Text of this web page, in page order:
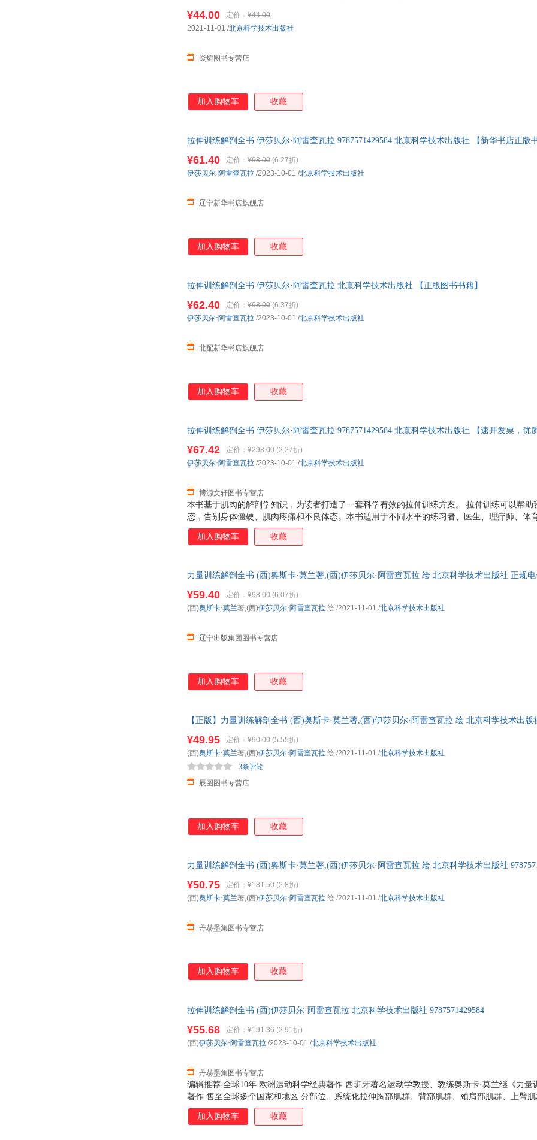
¥44.00 定价： ¥44.00
焱煊图书专营店
2021-11-01 /北京科学技术出版社
加入购物车 收藏
拉伸训练解剖全书 伊莎贝尔·阿雷查瓦拉 9787571429584 北京科学技术出版社 【新华书店正版
¥61.40 定价： ¥98.00 (6.27折)
辽宁新华书店旗舰店
伊莎贝尔·阿雷查瓦拉 /2023-10-01 /北京科学技术出版社
加入购物车 收藏
拉伸训练解剖全书 伊莎贝尔·阿雷查瓦拉 北京科学技术出版社 【正版图书书籍】
¥62.40 定价： ¥98.00 (6.37折)
北配新华书店旗舰店
伊莎贝尔·阿雷查瓦拉 /2023-10-01 /北京科学技术出版社
加入购物车 收藏
拉伸训练解剖全书 伊莎贝尔·阿雷查瓦拉 9787571429584 北京科学技术出版社 【速开发票，优
本书基于肌肉的解剖学知识，为读者打造了一套科学有效的拉伸训练方案。 拉伸训练可以帮助
态，告别身体僵硬、肌肉疼痛和不良体态。本书适用于不同水平的练习者、医生、理疗师、体
业运动员以及想要塑造良好身材的健身人士。结合书中的高清肌肉解剖图和拉伸练习，读者可
理，实现最佳拉伸效果。 本书包含 100多幅高清动作解剖图，详细讲解拉伸练习及其锻炼的肌
¥67.42 定价： ¥298.00 (2.27折)
博源文轩图书专营店
伊莎贝尔·阿雷查瓦拉 /2023-10-01 /北京科学技术出版社
加入购物车 收藏
力量训练解剖全书 (西)奥斯卡·莫兰著,(西)伊莎贝尔·阿雷查瓦拉 绘 北京科学技术出版社 正规
¥59.40 定价： ¥98.00 (6.07折)
辽宁出版集团图书专营店
(西)奥斯卡·莫兰著,(西)伊莎贝尔·阿雷查瓦拉 绘 /2021-11-01 /北京科学技术出版社
加入购物车 收藏
【正版】力量训练解剖全书 (西)奥斯卡·莫兰著,(西)伊莎贝尔·阿雷查瓦拉 绘 北京科学技术出
¥49.95 定价： ¥90.00 (5.55折)
辰图图书专营店
3条评论
(西)奥斯卡·莫兰著,(西)伊莎贝尔·阿雷查瓦拉 绘 /2021-11-01 /北京科学技术出版社
加入购物车 收藏
力量训练解剖全书 (西)奥斯卡·莫兰著,(西)伊莎贝尔·阿雷查瓦拉 绘 北京科学技术出版社
¥50.75 定价： ¥181.50 (2.8折)
丹赫墨集图书专营店
(西)奥斯卡·莫兰著,(西)伊莎贝尔·阿雷查瓦拉 绘 /2021-11-01 /北京科学技术出版社
加入购物车 收藏
拉伸训练解剖全书 (西)伊莎贝尔·阿雷查瓦拉 北京科学技术出版社 9787571429584
编辑推荐 全球10年 欧洲运动科学经典著作 西班牙著名运动学教授、教练奥斯卡·莫兰继《力量
著作 售至全球多个国家和地区 分部位、系统化拉伸胸部肌群、背部肌群、颈肩部肌群、上臂
群、下肢肌群、腰腹部肌群等九大身体部位 100多幅高清动作解剖图，精准掌握拉伸关键点
灵活变式补充，激活全身所有肌肉 收集了拉伸实践练习中效果的所有动作 适用于各种水平的
¥55.68 定价： ¥191.36 (2.91折)
丹赫墨集图书专营店
(西)伊莎贝尔·阿雷查瓦拉 /2023-10-01 /北京科学技术出版社
加入购物车 收藏